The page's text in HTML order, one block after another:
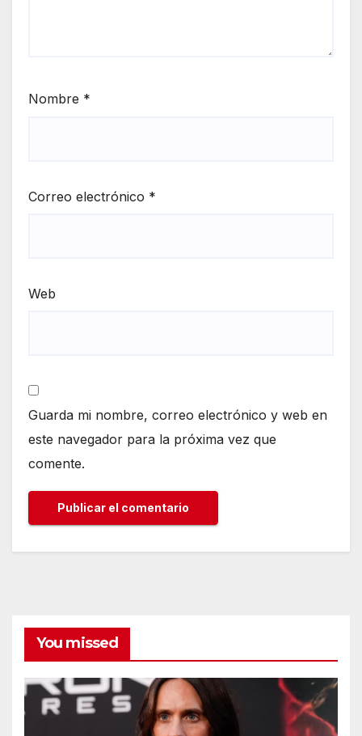
Nombre *
Correo electrónico *
Web
Guarda mi nombre, correo electrónico y web en
este navegador para la próxima vez que
comente.
You missed